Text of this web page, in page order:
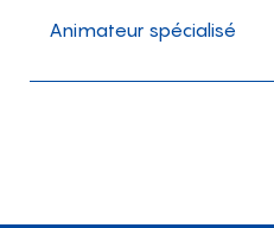
Animateur spécialisé